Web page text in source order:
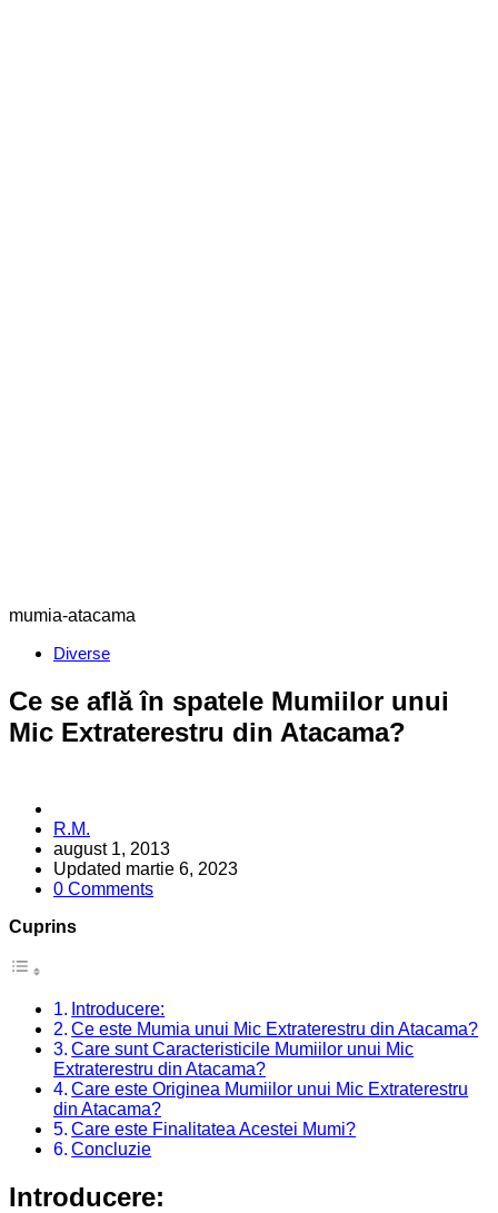
mumia-atacama
Categories
Diverse
Ce se află în spatele Mumiilor unui
Mic Extraterestru din Atacama?
Posted
by
R.M.
august 1, 2013
Updated martie 6, 2023
0 Comments
Cuprins
Introducere:
Ce este Mumia unui Mic Extraterestru din Atacama?
Care sunt Caracteristicile Mumiilor unui Mic
Extraterestru din Atacama?
Care este Originea Mumiilor unui Mic Extraterestru
din Atacama?
Care este Finalitatea Acestei Mumi?
Concluzie
Introducere: